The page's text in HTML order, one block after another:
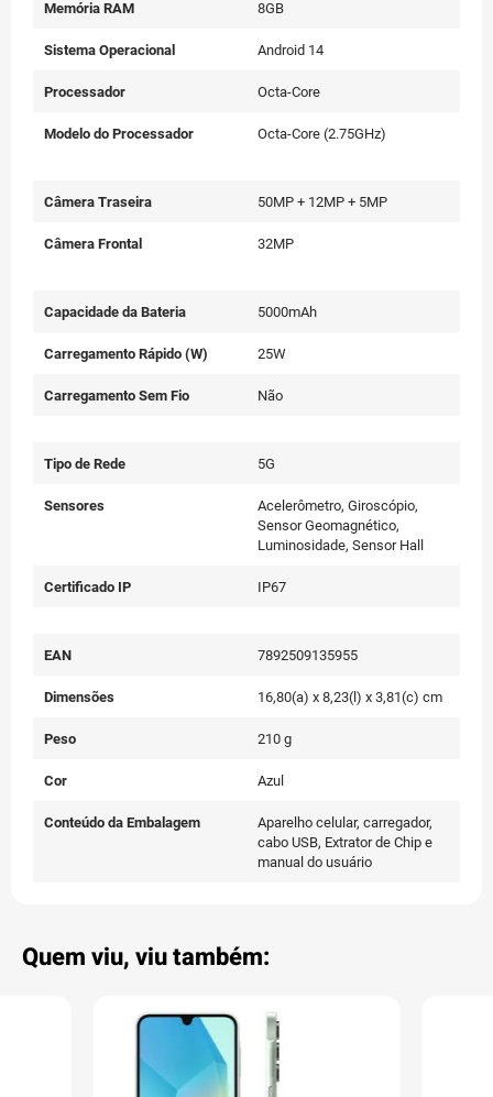
Memória RAM 8GB
Sistema Operacional Android 14
Processador Octa-Core
Modelo do Processador Octa-Core (2.75GHz)
Câmera Traseira 50MP + 12MP + 5MP
Câmera Frontal 32MP
Capacidade da Bateria 5000mAh
Carregamento Rápido (W) 25W
Carregamento Sem Fio Não
Tipo de Rede 5G
Sensores
Acelerômetro, Giroscópio,
Sensor Geomagnético,
Luminosidade, Sensor Hall
Certificado IP IP67
EAN 7892509135955
Dimensões 16,80(a) x 8,23(l) x 3,81(c) cm
Peso 210 g
Cor Azul
Conteúdo da Embalagem
Aparelho celular, carregador,
cabo USB, Extrator de Chip e
manual do usuário
Quem viu, viu também: